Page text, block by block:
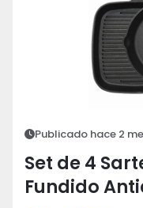
Publicado hace 2
Set de 4
Fundido